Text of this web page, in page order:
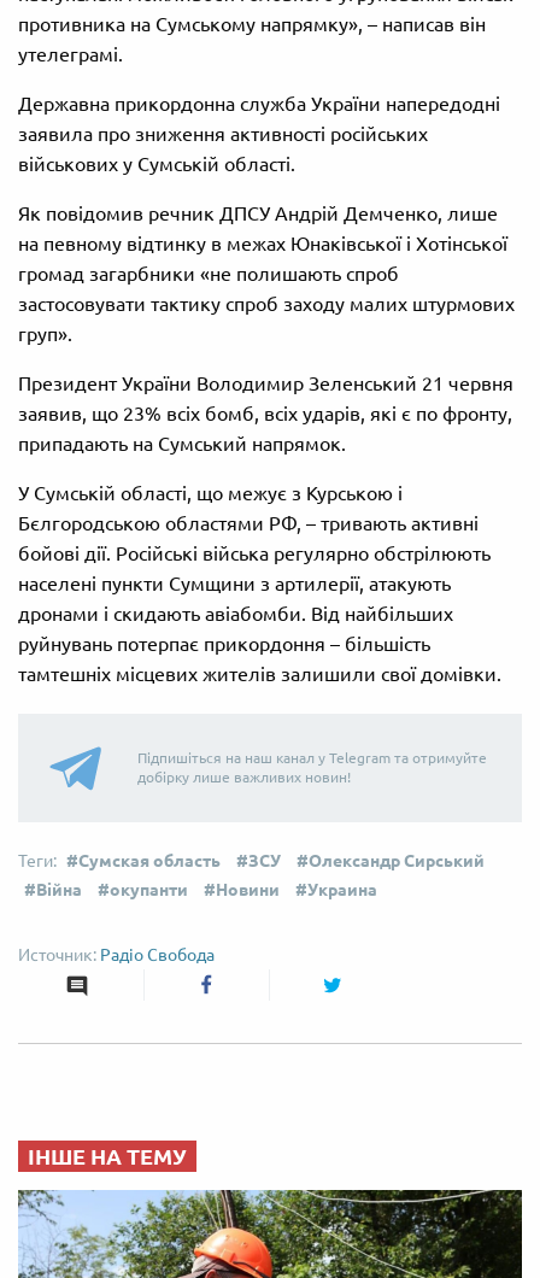
противника на Сумському напрямку», – написав він
утелеграмі.
Державна прикордонна служба України напередодні
заявила про зниження активності російських
військових у Сумській області.
Як повідомив речник ДПСУ Андрій Демченко, лише
на певному відтинку в межах Юнаківської і Хотінської
громад загарбники «не полишають спроб
застосовувати тактику спроб заходу малих штурмових
груп».
Президент України Володимир Зеленський 21 червня
заявив, що 23% всіх бомб, всіх ударів, які є по фронту,
припадають на Сумський напрямок.
У Сумській області, що межує з Курською і
Бєлгородською областями РФ, – тривають активні
бойові дії. Російські війська регулярно обстрілюють
населені пункти Сумщини з артилерії, атакують
дронами і скидають авіабомби. Від найбільших
руйнувань потерпає прикордоння – більшість
тамтешніх місцевих жителів залишили свої домівки.
Підпишіться на наш канал у Telegram та отримуйте
добірку лише важливих новин!
Сумская область ЗСУ
Олександр Сирський
Війна
окупанти Новини Украина
Радіо Свобода
ІНШЕ НА ТЕМУ